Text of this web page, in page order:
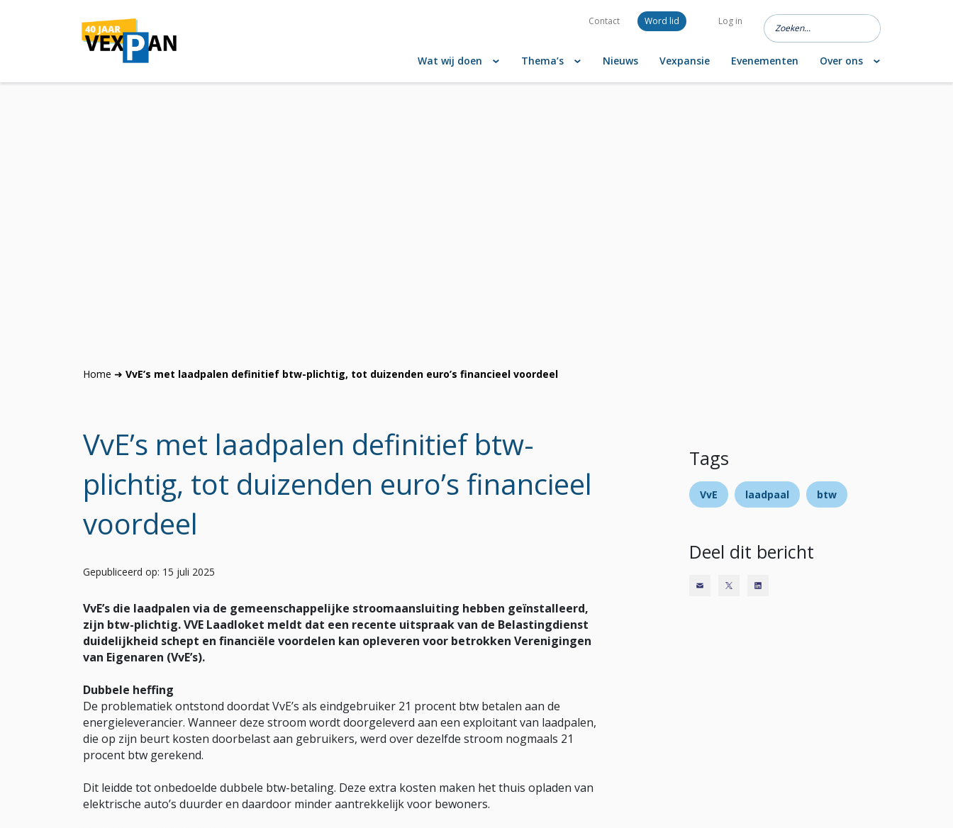
Contact Word lid Log in
Wat wij doen Thema’s Nieuws Vexpansie Evenementen Over ons
Home ➜ VvE’s met laadpalen definitief btw-plichtig, tot duizenden euro’s financieel voordeel
VvE’s met laadpalen definitief btw-
plichtig, tot duizenden euro’s financieel
voordeel
Gepubliceerd op: 15 juli 2025
VvE’s die laadpalen via de gemeenschappelijke stroomaansluiting hebben geïnstalleerd,
zijn btw-plichtig. VVE Laadloket meldt dat een recente uitspraak van de Belastingdienst
duidelijkheid schept en financiële voordelen kan opleveren voor betrokken Verenigingen
van Eigenaren (VvE’s).
Dubbele heffing
De problematiek ontstond doordat VvE’s als eindgebruiker 21 procent btw betalen aan de
energieleverancier. Wanneer deze stroom wordt doorgeleverd aan een exploitant van laadpalen,
die op zijn beurt kosten doorbelast aan gebruikers, werd over dezelfde stroom nogmaals 21
procent btw gerekend.
Dit leidde tot onbedoelde dubbele btw-betaling. Deze extra kosten maken het thuis opladen van
elektrische auto’s duurder en daardoor minder aantrekkelijk voor bewoners.
Tags
VvE laadpaal btw
Deel dit bericht